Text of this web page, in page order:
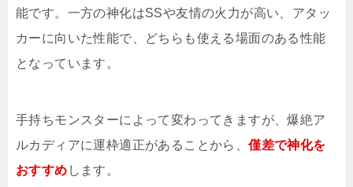
能です。一方の神化はSSや友情の火力が高い、アタッ
カーに向いた性能で、どちらも使える場面のある性能
となっています。
手持ちモンスターによって変わってきますが、爆絶ア
ルカディアに運枠適正があることから、僅差で神化を
おすすめ します。